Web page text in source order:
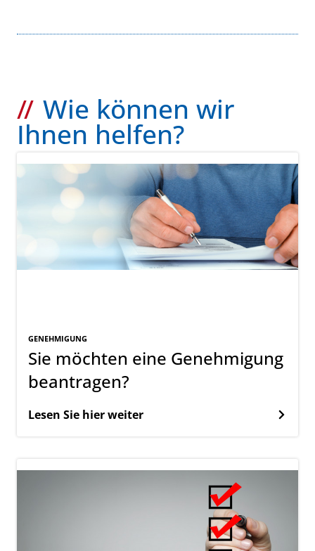
Wie können wir
Ihnen helfen?
GENEHMIGUNG
Sie möchten eine Genehmigung
beantragen?
Lesen Sie hier weiter